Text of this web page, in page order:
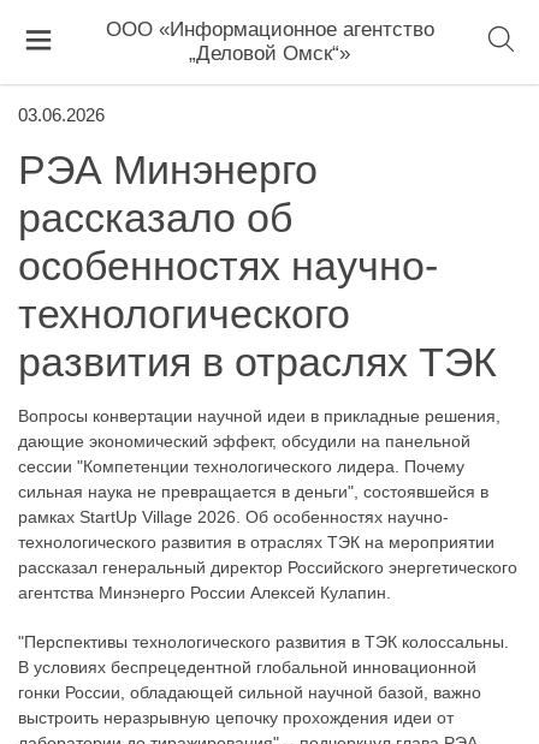
ООО «Информационное агентство
„Деловой Омск“»
03.06.2026
РЭА Минэнерго
рассказало об
особенностях научно-
технологического
развития в отраслях ТЭК
Вопросы конвертации научной идеи в прикладные решения,
дающие экономический эффект, обсудили на панельной
сессии "Компетенции технологического лидера. Почему
сильная наука не превращается в деньги", состоявшейся в
рамках StartUp Village 2026. Об особенностях научно-
технологического развития в отраслях ТЭК на мероприятии
рассказал генеральный директор Российского энергетического
агентства Минэнерго России Алексей Кулапин.
"Перспективы технологического развития в ТЭК колоссальны.
В условиях беспрецедентной глобальной инновационной
гонки России, обладающей сильной научной базой, важно
выстроить неразрывную цепочку прохождения идеи от